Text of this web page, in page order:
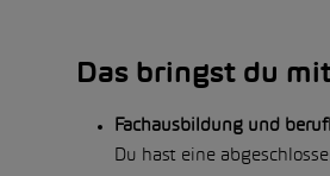
Das bringst du
Fachausbildung und
Du hast eine